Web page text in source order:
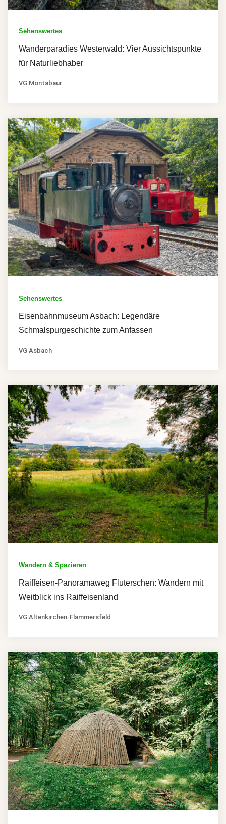
Sehenswertes
Wanderparadies Westerwald: Vier Aussichtspunkte
für Naturliebhaber
VG Montabaur
Sehenswertes
Eisenbahnmuseum Asbach: Legendäre
Schmalspurgeschichte zum Anfassen
VG Asbach
Wandern & Spazieren
Raiffeisen-Panoramaweg Fluterschen: Wandern mit
Weitblick ins Raiffeisenland
VG Altenkirchen-Flammersfeld